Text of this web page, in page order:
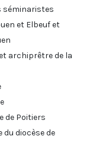
séminaristes
et Elbeuf et
archiprêtre de la
de Poitiers
diocèse de